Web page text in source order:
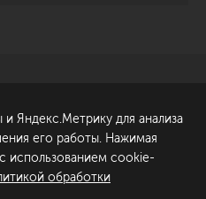
Обсудить проект
Яндекс.Метрику для анализа
его работы. Нажимая
использованием cookie-
обработки